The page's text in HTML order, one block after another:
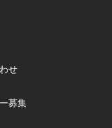
せ
募集